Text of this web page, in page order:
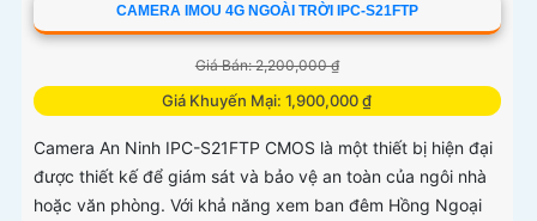
CAMERA IMOU 4G NGOÀI TRỜI IPC-S21FTP
Giá Bán: 2,200,000 ₫
Giá Khuyến Mại: 1,900,000 ₫
Camera An Ninh IPC-S21FTP CMOS là một thiết bị hiện đại
được thiết kế để giám sát và bảo vệ an toàn của ngôi nhà
hoặc văn phòng. Với khả năng xem ban đêm Hồng Ngoại